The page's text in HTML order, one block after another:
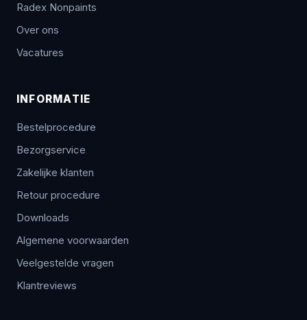
Radex Nonpaints
Over ons
Vacatures
INFORMATIE
Bestelprocedure
Bezorgservice
Zakelijke klanten
Retour procedure
Downloads
Algemene voorwaarden
Veelgestelde vragen
Klantreviews